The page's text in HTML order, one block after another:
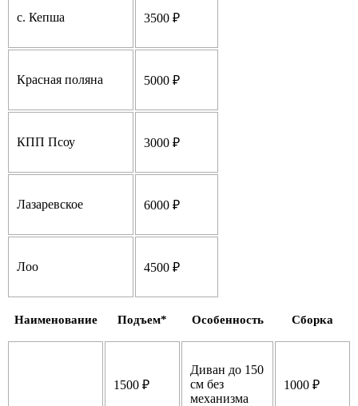
с. Кепша 3500 ₽
Красная поляна 5000 ₽
КПП Псоу 3000 ₽
Лазаревское 6000 ₽
Лоо 4500 ₽
Наименование Подъем* Особенность Сборка
1500 ₽
Диван до 150
см без
механизма
1000 ₽